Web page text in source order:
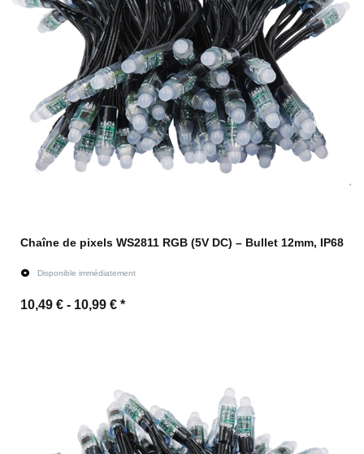
Chaîne de pixels WS2811 RGB (5V DC) – Bullet 12mm, IP68
Disponible immédiatement
10,49 € - 10,99 € *